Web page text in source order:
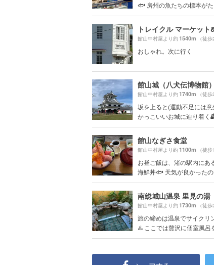
🐟 房州の魚たちの標本が
館山中村屋より約1540m （徒歩
おしゃれ。次に行く
館山城（八犬伝博物館）
館山中村屋より約1740m （徒歩
坂を上ると(運動不足には意
かっこいいお城に辿り着く
館山なぎさ食堂
館山中村屋より約1100m （徒歩
お昼ご飯は、渚の駅内にあ
海鮮丼🐟 天気が良かった
南総城山温泉 里見の湯
館山中村屋より約1730m （徒歩
旅の締めは温泉でサイクリ
♨️ ここでは贅沢に個室風呂